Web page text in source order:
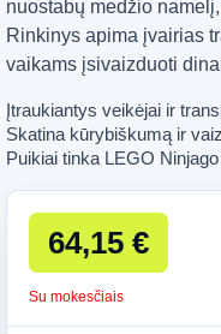
nuostabų medžio
Rinkinys apima įvairias
vaikams įsivaizduoti
Įtraukiantys veikėjai ir
Skatina kūrybiškumą ir
Puikiai tinka LEGO
64,15 €
Su mokesčiais